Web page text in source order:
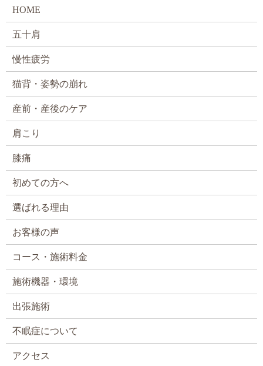
HOME
五十肩
慢性疲労
猫背・姿勢の崩れ
産前・産後のケア
肩こり
膝痛
初めての方へ
選ばれる理由
お客様の声
コース・施術料金
施術機器・環境
出張施術
不眠症について
アクセス